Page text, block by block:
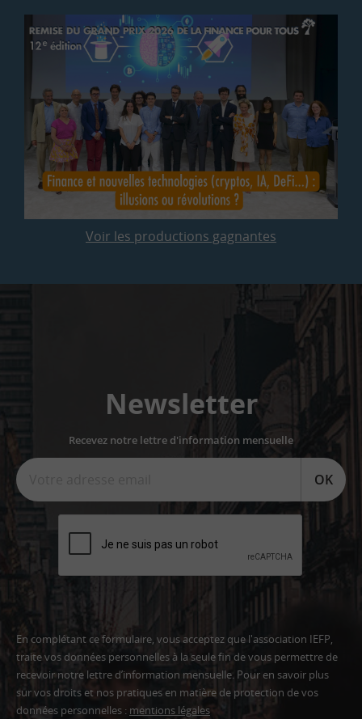
Voir les productions gagnantes
Newsletter
Recevez notre lettre d'information mensuelle
OK
En complétant ce formulaire, vous acceptez que l'association IEFP,
traite vos données personnelles à la seule fin de vous permettre de
recevoir notre lettre d’information mensuelle. Pour en savoir plus
sur vos droits et nos pratiques en matière de protection de vos
données personnelles : mentions légales